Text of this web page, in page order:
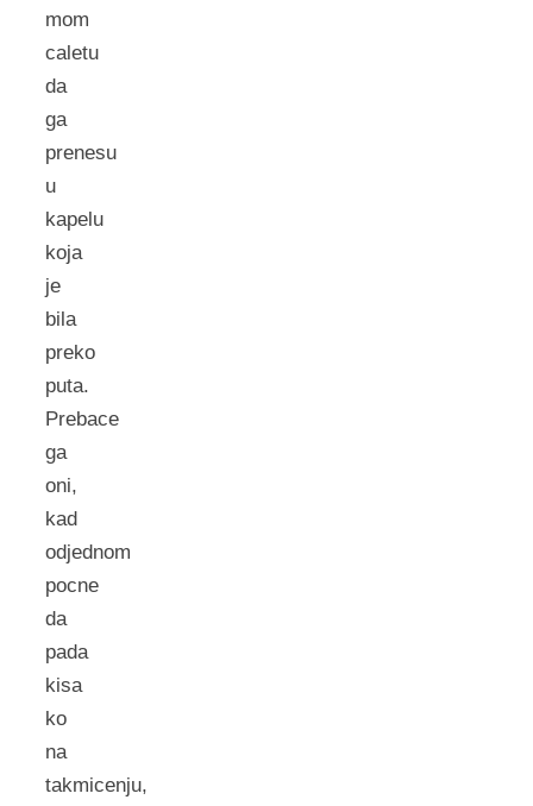
mom
caletu
da
ga
prenesu
u
kapelu
koja
je
bila
preko
puta.
Prebace
ga
oni,
kad
odjednom
pocne
da
pada
kisa
ko
na
takmicenju,